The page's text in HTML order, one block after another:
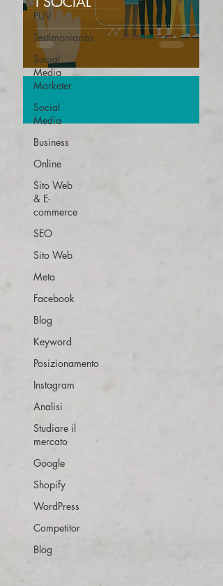
PUV
Testimonianza
Social
Media
Marketer
Social
Media
Business
Online
Sito Web
& E-
commerce
SEO
Sito Web
Meta
Facebook
Blog
Keyword
Posizionamento
Instagram
Analisi
Studiare il
mercato
Google
Shopify
WordPress
Competitor
Blog